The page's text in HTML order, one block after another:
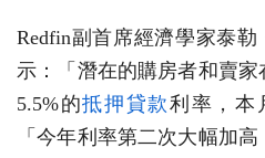
Redfin副首席經濟學家泰勒
示：「潛在的購房者和賣
5.5%的抵押貸款利率，本
「今年利率第二次大幅加